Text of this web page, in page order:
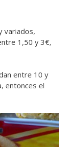
variados,
1,50 y 3€,
entre 10 y
entonces el